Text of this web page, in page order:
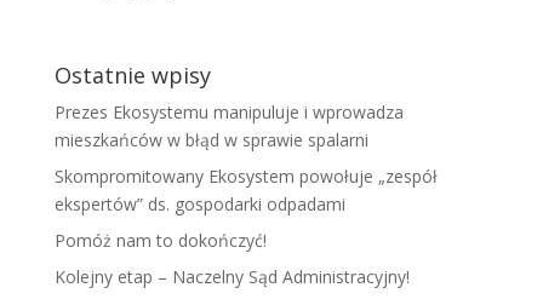
Ostatnie wpisy
Prezes Ekosystemu manipuluje i wprowadza
mieszkańców w błąd w sprawie spalarni
Skompromitowany Ekosystem powołuje „zespół
ekspertów” ds. gospodarki odpadami
Pomóż nam to dokończyć!
Kolejny etap – Naczelny Sąd Administracyjny!